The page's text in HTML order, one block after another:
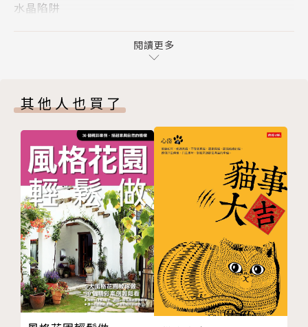
最療癒的掌中「綠鑽」
到不影響口感，所以我們常常忽視它。其實，幾乎每顆
也成了一種新興的觀賞植物種類，園藝上叫它「綠
鑽」。
甜蜜的陷阱
瓶子草的捕蟲方式和豬籠草一樣，都是「陷落型」。瓶
子草的葉片是瓶狀的，「瓶口」會分泌蜜滴來引誘昆
蟲。紫瓶子草的蓋子，上面覆蓋著濃密的刺毛，每根毛
都指向「瓶子」內部。當蟲子掉入「雨水井」後，這些
倒刺能阻止蟲子爬出去。
我要更多的小百合！
每年，百合都會在地下長出「子球」進行繁殖。如果花
水晶陷阱
賞花毯品茶香
第四章 藻荇交橫
我家的小池塘
玻璃小湖面
瓶罐裡裝進水世界
營造你的水下花園
桌上的小綠島
第五章 雨林幻境
清涼茶寵剛柔並濟
玻璃庇護的天使
沏一壺苔青
閱讀更多
其他人也買了